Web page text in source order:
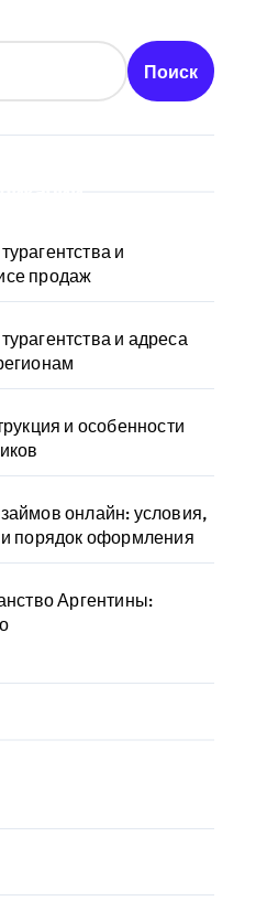
Поиск
и
продаж
и адреса
и особенности
онлайн: условия,
порядок оформления
Аргентины: